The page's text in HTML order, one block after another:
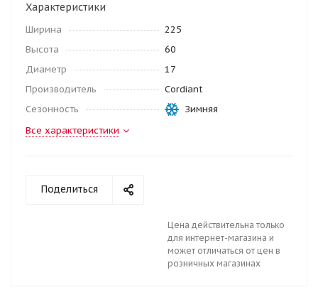
Характеристики
Ширина
225
Высота
60
Диаметр
17
Производитель
Cordiant
Сезонность
Зимняя
Все характеристики
Поделиться
Цена действительна только
для интернет-магазина и
может отличаться от цен в
розничных магазинах